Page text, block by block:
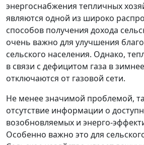
энергоснабжения тепличных
являются одной из широко
способов получения дохода
очень важно для улучшения
сельского населения. Однако,
в связи с дефицитом газа в
отключаются от газовой сети.
Не менее значимой проблемой,
отсутствие информации о
возобновляемых и энерго-
Особенно важно это для